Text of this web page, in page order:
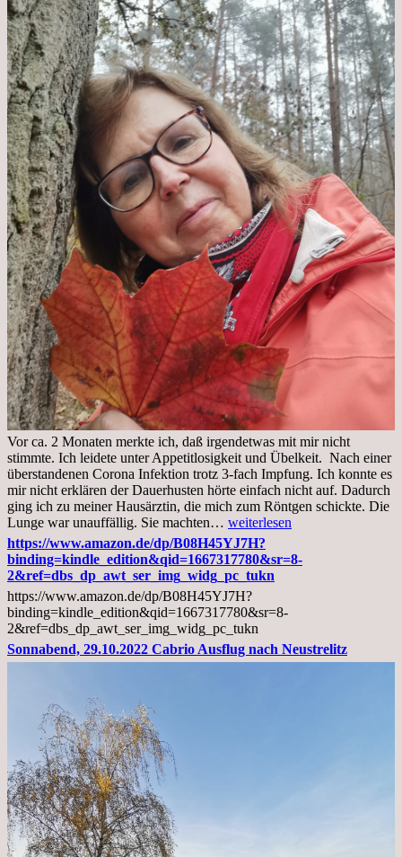
Vor ca. 2 Monaten merkte ich, daß irgendetwas mit mir nicht
stimmte. Ich leidete unter Appetitlosigkeit und Übelkeit. Nach einer
überstandenen Corona Infektion trotz 3-fach Impfung. Ich konnte es
mir nicht erklären der Dauerhusten hörte einfach nicht auf. Dadurch
ging ich zu meiner Hausärztin, die mich zum Röntgen schickte. Die
Lunge war unauffällig. Sie machten… Mittwoch,
02.11.2022,
Arztgespräch
und
Diagnose
Lebermetastasen
weiterlesen
https://www.amazon.de/dp/B08H45YJ7H?
binding=kindle_edition&qid=1667317780&sr=8-
2&ref=dbs_dp_awt_ser_img_widg_pc_tukn
https://www.amazon.de/dp/B08H45YJ7H?
binding=kindle_edition&qid=1667317780&sr=8-
2&ref=dbs_dp_awt_ser_img_widg_pc_tukn
Sonnabend, 29.10.2022 Cabrio Ausflug nach Neustrelitz